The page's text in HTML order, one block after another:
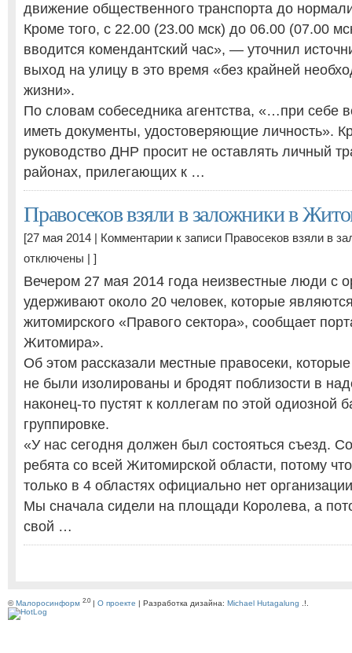
движение общественного транспорта до
Кроме того, с 22.00 (23.00 мск) до 06.00 (07.00
вводится комендантский час», — уточнил
выход на улицу в это время «без крайней
жизни».
По словам собеседника агентства, «…при себе
иметь документы, удостоверяющие личность».
руководство ДНР просит не оставлять личный
районах, прилегающих к …
Правосеков взяли в заложники в
[27 мая 2014 | Комментарии к записи Правосеков взяли в
отключены | ]
Вечером 27 мая 2014 года неизвестные люди с
удерживают около 20 человек, которые
житомирского «Правого сектора», сообщает
Житомира».
Об этом рассказали местные правосеки,
не были изолированы и бродят поблизости в
наконец-то пустят к коллегам по этой одиозной
группировке.
«У нас сегодня должен был состояться съезд.
ребята со всей Житомирской области, потому
только в 4 областях официально нет
Мы сначала сидели на площади Королева, а
свой …
©Малоросинформ 2.0 | О проекте | Разработка дизайна: Michael Hutagalung .!.